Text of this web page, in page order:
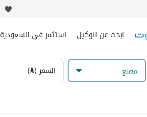
ابحث عن الوكيل استثمر في السعودية
مصنع السعر (⃁)